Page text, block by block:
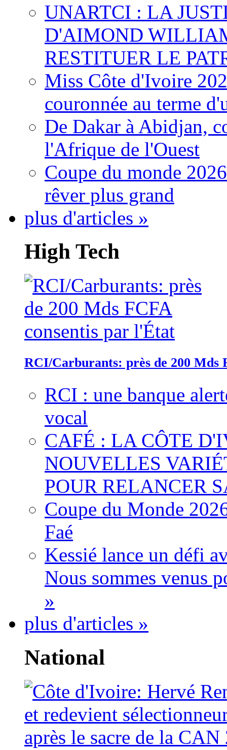
UNARTCI : LA
D'AIMOND
RESTITUER LE
Miss Côte d'Ivoire
couronnée au terme
De Dakar à Abidjan,
l'Afrique de l'Ouest
Coupe du monde
rêver plus grand
plus d'articles »
High Tech
RCI/Carburants: près de 200 Mds
RCI : une banque
vocal
CAFÉ : LA CÔTE
NOUVELLES
POUR RELANCER
Coupe du Monde
Faé
Kessié lance un défi
Nous sommes venus
»
plus d'articles »
National